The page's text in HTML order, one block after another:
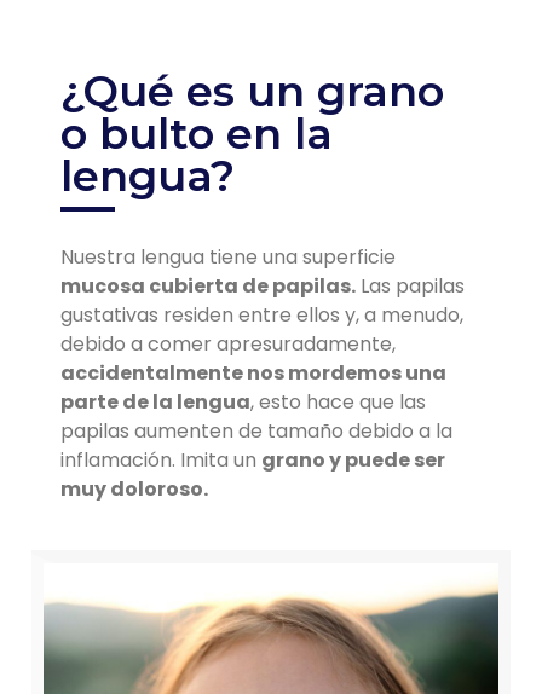
¿Qué es un grano
o bulto en la
lengua?
Nuestra lengua tiene una superficie
mucosa cubierta de papilas. Las papilas
gustativas residen entre ellos y, a menudo,
debido a comer apresuradamente,
accidentalmente nos mordemos una
parte de la lengua, esto hace que las
papilas aumenten de tamaño debido a la
inflamación. Imita un grano y puede ser
muy doloroso.